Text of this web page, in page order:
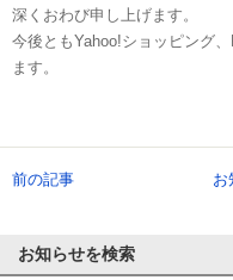
深くおわび申し上げます。
今後ともYahoo!ショッピング
ます。
前の記事 お
お知らせを検索